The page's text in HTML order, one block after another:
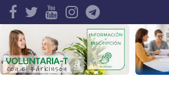
Search for: